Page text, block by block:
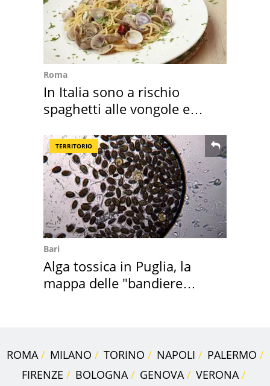
Roma
In Italia sono a rischio
spaghetti alle vongole e
TERRITORIO
Bari
Alga tossica in Puglia, la
mappa delle "bandiere
ROMA MILANO TORINO NAPOLI
PALERMO
FIRENZE
BOLOGNA GENOVA
VERONA